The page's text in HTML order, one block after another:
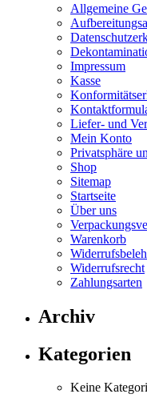
Allgemeine
Impressum
Kasse
Liefer- und
Mein Konto
Privatsphäre
Shop
Sitemap
Startseite
Über uns
Warenkorb
Widerrufsrecht
Zahlungsarten
Archiv
Kategorien
Keine